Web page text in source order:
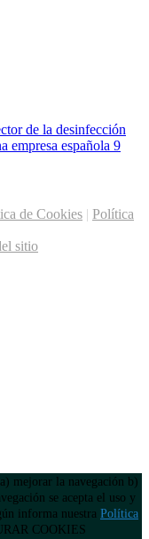
de la desinfección
empresa española 9
de Cookies | Política
sitio
mejorar la navegación b)
se acepta el uso y
informa nuestra Política
COOKIES